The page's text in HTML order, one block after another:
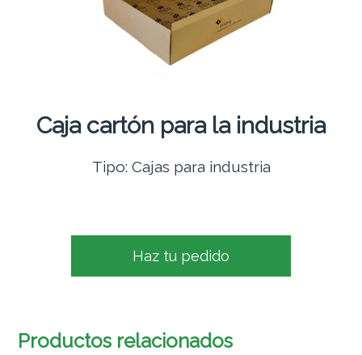
Caja cartón para la industria
Tipo: Cajas para industria
Haz tu pedido
Productos relacionados